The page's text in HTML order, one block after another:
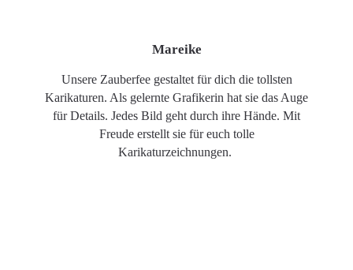
Mareike
Unsere Zauberfee gestaltet für dich die tollsten
Karikaturen. Als gelernte Grafikerin hat sie das Auge
für Details. Jedes Bild geht durch ihre Hände. Mit
Freude erstellt sie für euch tolle
Karikaturzeichnungen.